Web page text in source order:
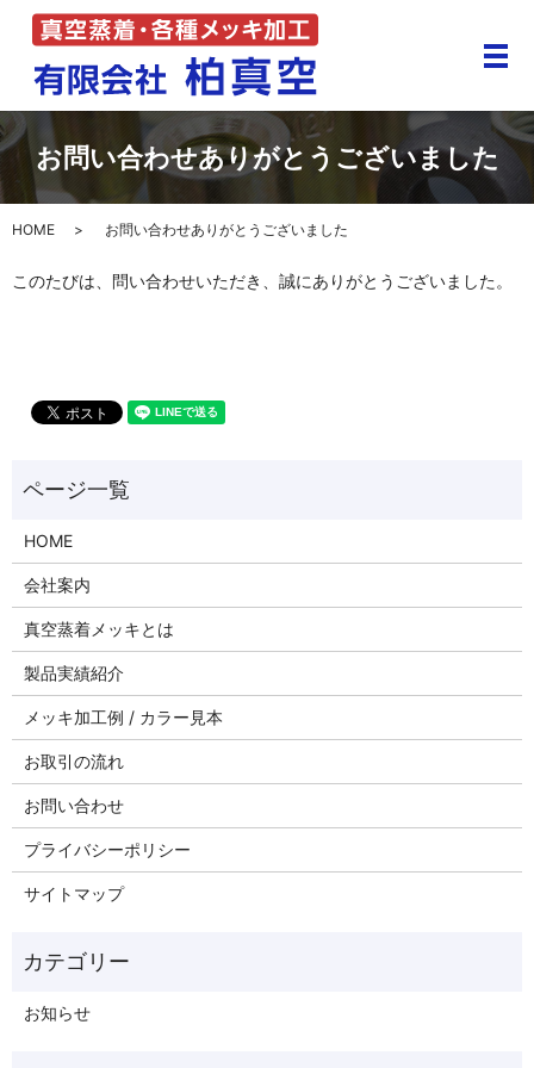
メ
お問い合わせありがとうございました
HOME お問い合わせありがとうございました
このたびは、問い合わせいただき、誠にありがとうございました。
HOME
会社案内
真空蒸着メッキとは
製品実績紹介
メッキ加工例 / カラー見本
お取引の流れ
お問い合わせ
プライバシーポリシー
サイトマップ
お知らせ